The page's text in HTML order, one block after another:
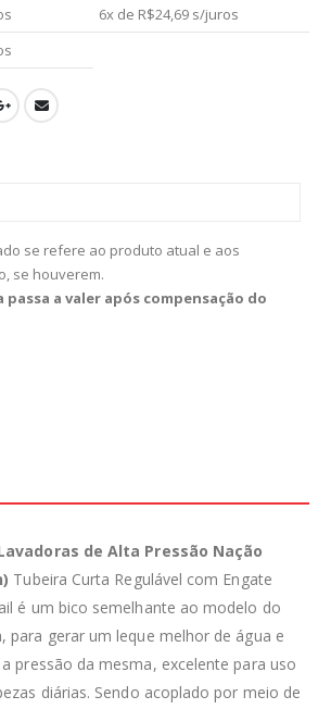
6x de R$24,69 s/juros
se refere ao produto atual e aos
se houverem.
a valer após compensação do
de Alta Pressão Nação
Tubeira Curta Regulável com Engate
é um bico semelhante ao modelo do
para gerar um leque melhor de água e
pressão da mesma, excelente para uso
diárias. Sendo acoplado por meio de